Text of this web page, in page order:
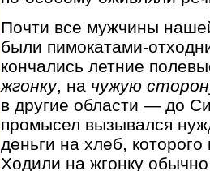
Почти все мужчины
были пимокатами-
кончались летние
жгонку, на чужую
в другие области — до
промысел вызывался
деньги на хлеб,
Ходили на жгонку